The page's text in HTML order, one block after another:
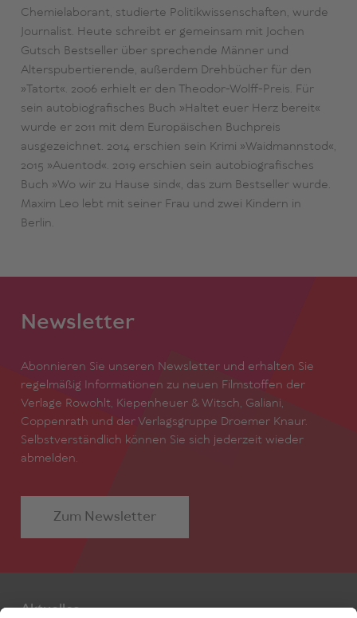
Chemielaborant, studierte Politikwissenschaften, wurde
Journalist. Heute schreibt er gemeinsam mit Jochen
Gutsch Bestseller über sprechende Männer und
Alterspubertierende, außerdem Drehbücher für den
»Tatort«. 2006 erhielt er den Theodor-Wolff-Preis. Für
sein autobiografisches Buch »Haltet euer Herz bereit«
wurde er 2011 mit dem Europäischen Buchpreis
ausgezeichnet. 2014 erschien sein Krimi »Waidmannstod«,
2015 »Auentod«. 2019 erschien sein autobiografisches
Buch »Wo wir zu Hause sind«, das zum Bestseller wurde.
Maxim Leo lebt mit seiner Frau und zwei Kindern in
Berlin.
Newsletter
Abonnieren Sie unseren Newsletter und erhalten Sie
regelmäßig Informationen zu neuen Filmstoffen der
Verlage Rowohlt, Kiepenheuer & Witsch, Galiani,
Coppenrath und der Verlagsgruppe Droemer Knaur.
Selbstverständlich können Sie sich jederzeit wieder
abmelden.
Zum Newsletter
Aktuelles